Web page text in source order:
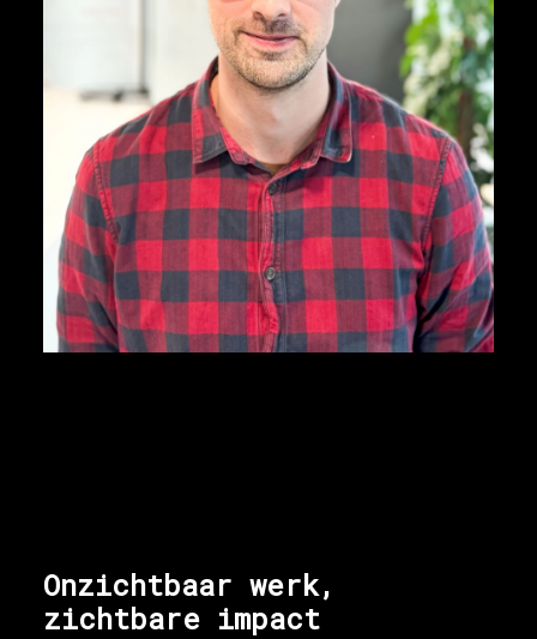
Onzichtbaar werk,
zichtbare impact